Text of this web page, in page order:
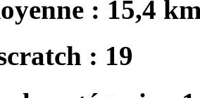
: 15,4
: 19